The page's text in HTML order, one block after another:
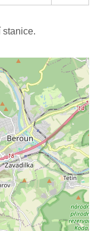
stanice.